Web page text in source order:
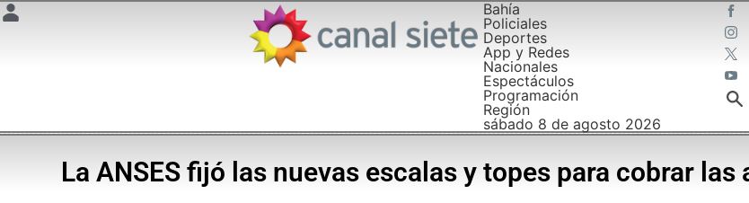
Bahía
Policiales
Deportes
App y Redes
Nacionales
Espectáculos
Programación
Región
sábado 8 de agosto 2026
La ANSES fijó las nuevas escalas y topes para cobrar